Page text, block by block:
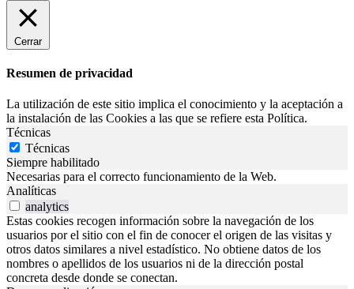
Cerrar
Resumen de privacidad
La utilización de este sitio implica el conocimiento y la aceptación a
la instalación de las Cookies a las que se refiere esta Política.
Técnicas
Técnicas
Siempre habilitado
Necesarias para el correcto funcionamiento de la Web.
Analíticas
analytics
Estas cookies recogen información sobre la navegación de los
usuarios por el sitio con el fin de conocer el origen de las visitas y
otros datos similares a nivel estadístico. No obtiene datos de los
nombres o apellidos de los usuarios ni de la dirección postal
concreta desde donde se conectan.